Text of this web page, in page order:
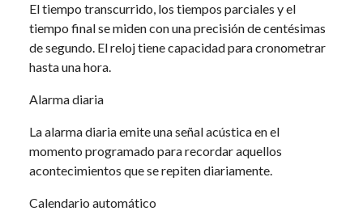
El tiempo transcurrido, los tiempos parciales y el
tiempo final se miden con una precisión de centésimas
de segundo. El reloj tiene capacidad para cronometrar
hasta una hora.
Alarma diaria
La alarma diaria emite una señal acústica en el
momento programado para recordar aquellos
acontecimientos que se repiten diariamente.
Calendario automático